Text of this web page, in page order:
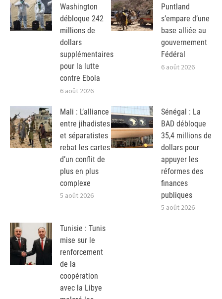
Washington
débloque 242
millions de
dollars
supplémentaires
pour la lutte
contre Ebola
6 août 2026
Puntland
s’empare d’une
base alliée au
gouvernement
Fédéral
6 août 2026
Mali : L’alliance
entre jihadistes
et séparatistes
rebat les cartes
d’un conflit de
plus en plus
complexe
5 août 2026
Sénégal : La
BAD débloque
35,4 millions de
dollars pour
appuyer les
réformes des
finances
publiques
5 août 2026
Tunisie : Tunis
mise sur le
renforcement
de la
coopération
avec la Libye